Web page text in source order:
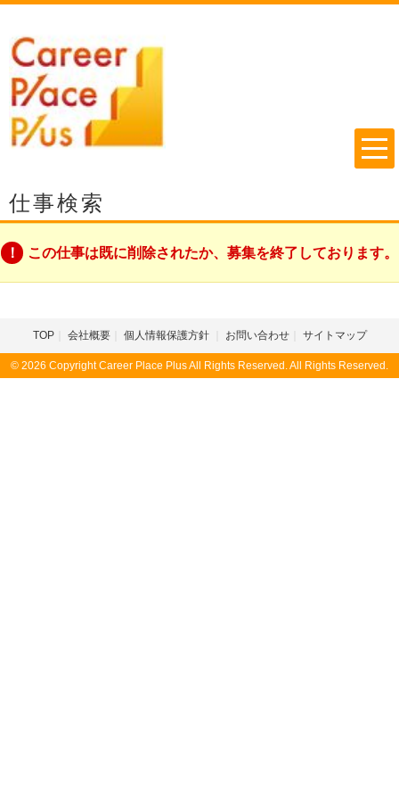
仕事検索
この仕事は既に削除されたか、募集を終了しております。
TOP 会社概要 個人情報保護方針 お問い合わせ サイトマップ
© 2026 Copyright Career Place Plus All Rights Reserved. All Rights Reserved.